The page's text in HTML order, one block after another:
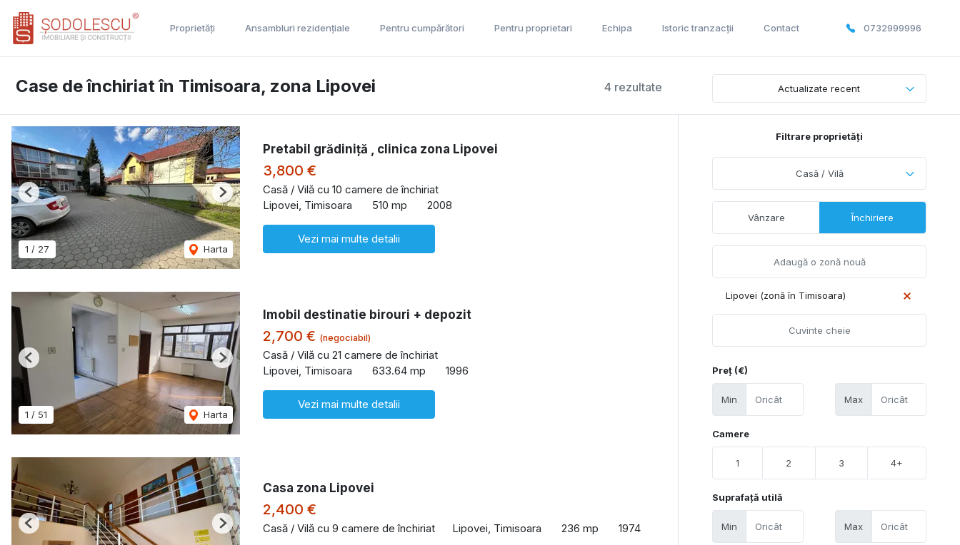
Proprietăți Ansambluri rezidențiale Pentru cumpărători Pentru proprietari Echipa Istoric tranzacții Contact 0732999996
4 rezultate
Case de închiriat în Timisoara, zona Lipovei Actualizate recent
1 / 27 Harta
Previous Next
Pretabil grădiniță , clinica zona Lipovei
3,800 €
Casă / Vilă cu 10 camere de închiriat
Lipovei, Timisoara
510 mp 2008
Vezi mai multe detalii
1 / 51 Harta
Previous Next
Imobil destinatie birouri + depozit
2,700 € (negociabil)
Casă / Vilă cu 21 camere de închiriat
Lipovei, Timisoara
633.64 mp 1996
Vezi mai multe detalii
Previous Next
Casa zona Lipovei
2,400 €
Casă / Vilă cu 9 camere de închiriat Lipovei, Timisoara 236 mp 1974
Filtrare proprietăți
Casă / Vilă
Vânzare Închiriere
Lipovei (zonă în Timisoara)
Preț (€)
Min Max
Camere
1 2 3 4+
Suprafață utilă
Min Max